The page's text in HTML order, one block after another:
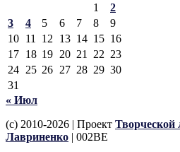
1
2
3
4 5 6 7 8
9
10 11 12 13 14 15 16
17 18 19 20 21 22 23
24 25 26 27 28 29 30
31
« Июл
(c) 2010-2026 | Проект Творческой
Лавриненко | 002BE